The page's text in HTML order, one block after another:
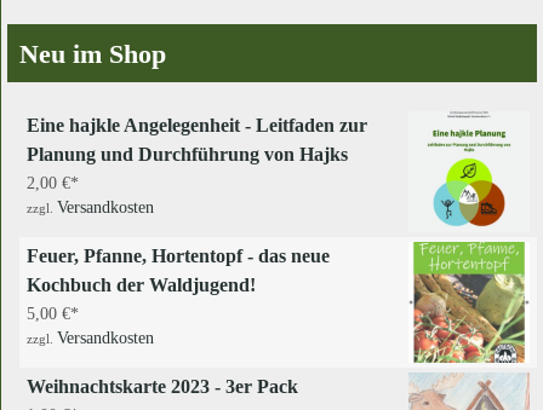
Neu im Shop
Eine hajkle Angelegenheit - Leitfaden zur
Planung und Durchführung von Hajks
2,00 €
zzgl. Versandkosten
Feuer, Pfanne, Hortentopf - das neue
Kochbuch der Waldjugend!
5,00 €
zzgl. Versandkosten
Weihnachtskarte 2023 - 3er Pack